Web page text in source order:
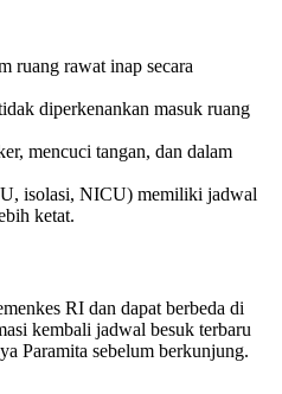
ruang rawat inap secara
diperkenankan masuk ruang
mencuci tangan, dan dalam
isolasi, NICU) memiliki jadwal
ketat.
RI dan dapat berbeda di
kembali jadwal besuk terbaru
Paramita sebelum berkunjung.